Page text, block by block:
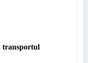
transportul